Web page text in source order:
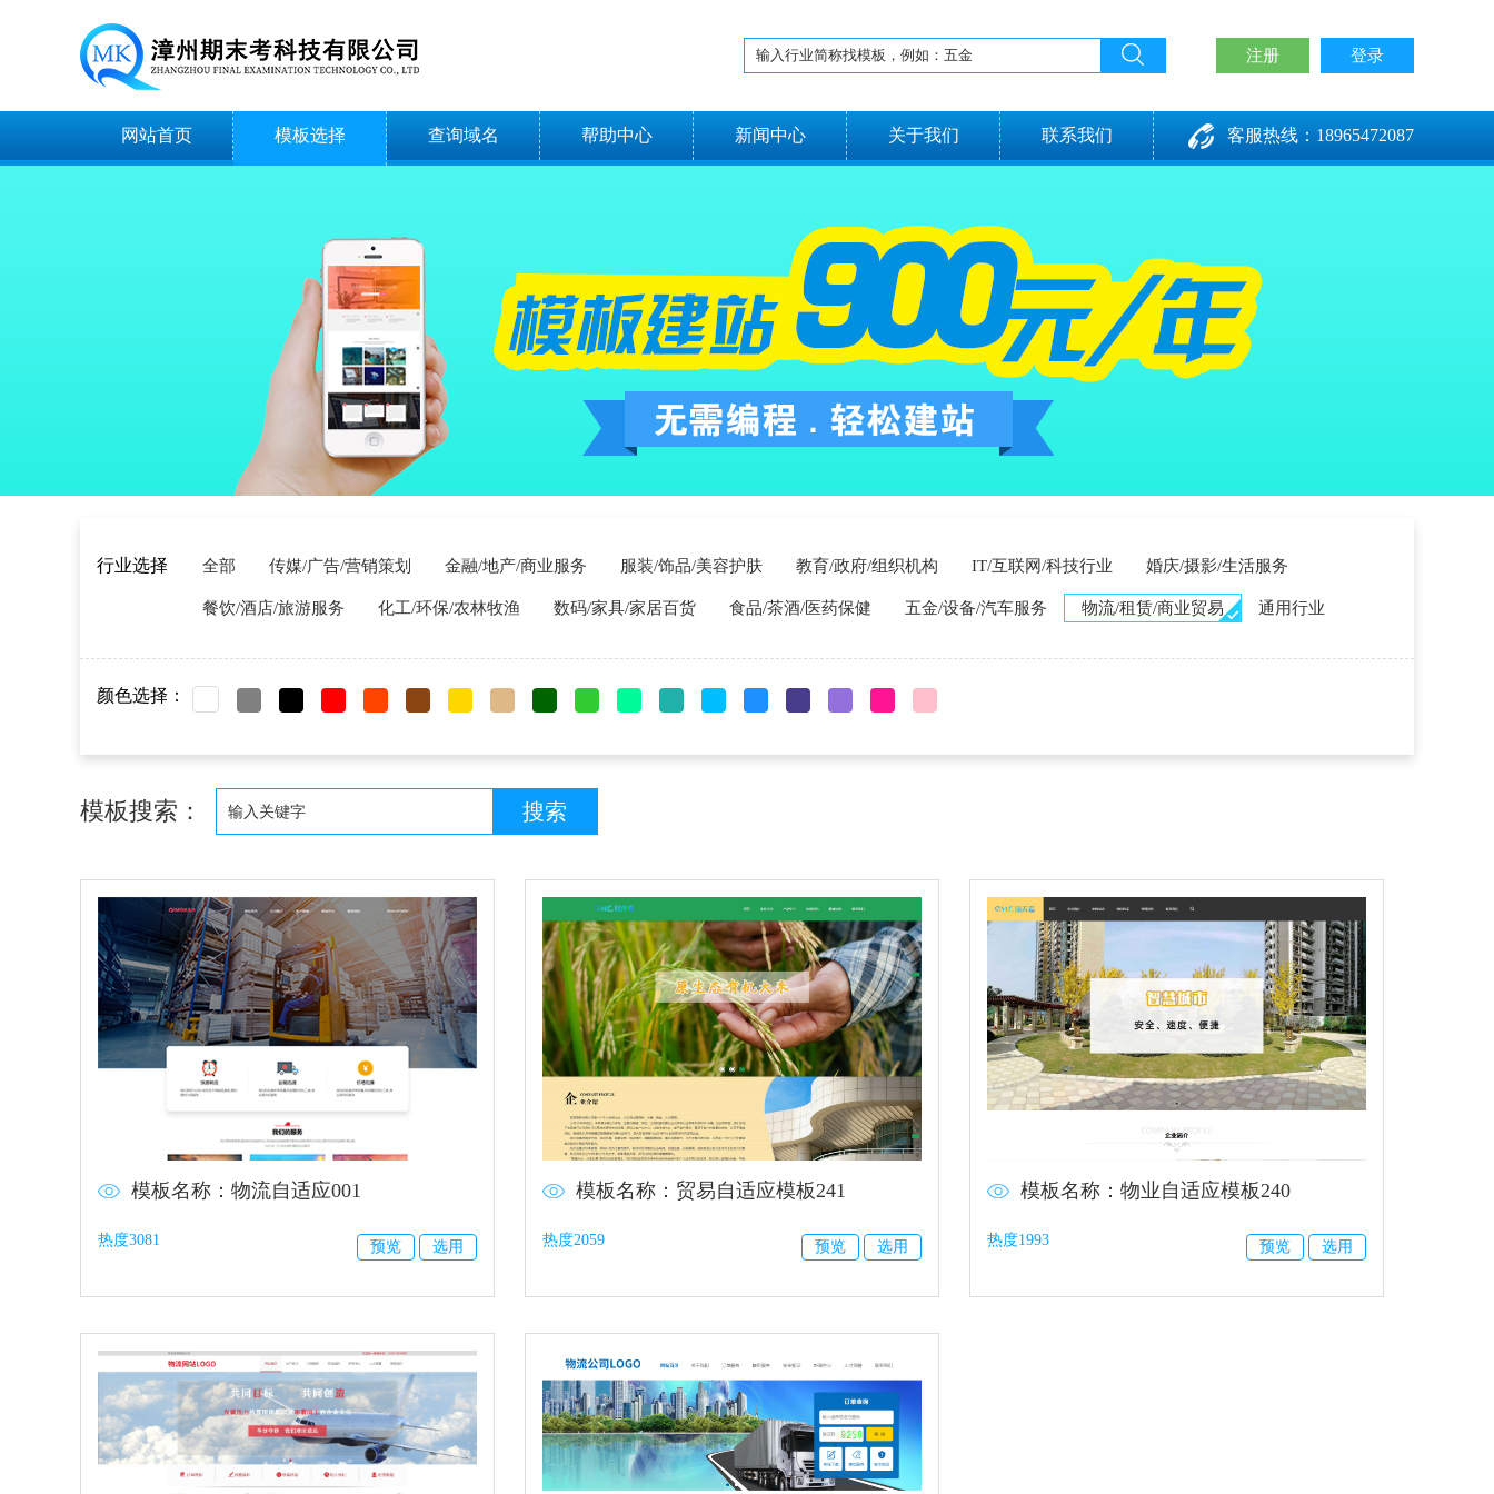
注册 登录
网站首页 模板选择 查询域名 帮助中心 新闻中心 关于我们 联系我们 客服热线：18965472087
行业选择 全部 传媒/广告/营销策划 金融/地产/商业服务 服装/饰品/美容护肤 教育/政府/组织机构 IT/互联网/科技行业 婚庆/摄影/生活服务
餐饮/酒店/旅游服务 化工/环保/农林牧渔 数码/家具/家居百货 食品/茶酒/医药保健 五金/设备/汽车服务 物流/租赁/商业贸易 通用行业
颜色选择：
模板搜索：
模板名称：物流自适应001
热度3081 预览 选用
模板名称：贸易自适应模板241
热度2059 预览 选用
模板名称：物业自适应模板240
热度1993 预览 选用